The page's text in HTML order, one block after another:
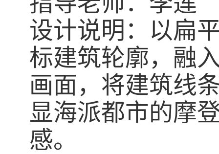
设计说明：以扁
标建筑轮廓，融
画面，将建筑线
显海派都市的摩
感。